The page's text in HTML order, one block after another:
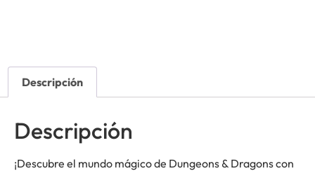
Descripción
Descripción
¡Descubre el mundo mágico de Dungeons & Dragons con